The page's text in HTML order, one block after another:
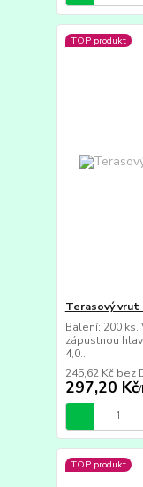
TOP produkt
Terasový vrut
Balení: 200
zápustnou
4,0...
297,20 Kč/
245,62 Kč bez
TOP produkt